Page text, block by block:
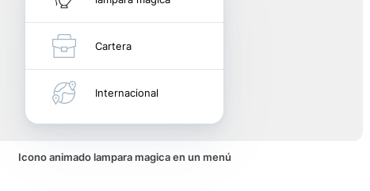
Cartera
Internacional
Icono animado lampara magica en un menú